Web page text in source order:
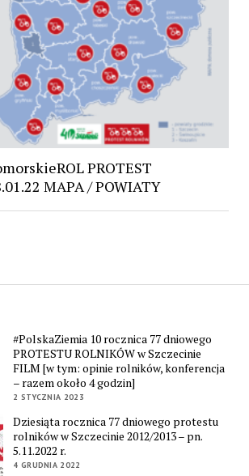
#PolskaZiemia 10 rocznica 77 dniowego
PROTESTU ROLNIKÓW w Szczecinie
FILM [w tym: opinie rolników, konferencja
– razem około 4 godzin]
2 STYCZNIA 2023
Dziesiąta rocznica 77 dniowego protestu
rolników w Szczecinie 2012/2013 – pn.
5.11.2022 r.
4 GRUDNIA 2022
PROTEST
MAPA / POWIATY